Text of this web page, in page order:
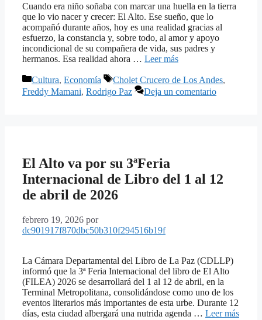
Cuando era niño soñaba con marcar una huella en la tierra
que lo vio nacer y crecer: El Alto. Ese sueño, que lo
acompañó durante años, hoy es una realidad gracias al
esfuerzo, la constancia y, sobre todo, al amor y apoyo
incondicional de su compañera de vida, sus padres y
hermanos. Esa realidad ahora … Leer más
Categorías
Cultura, Economía Etiquetas
Cholet Crucero de Los Andes,
Freddy Mamani, Rodrigo Paz Deja un comentario
El Alto va por su 3ªFeria
Internacional de Libro del 1 al 12
de abril de 2026
febrero 19, 2026 por
dc901917f870dbc50b310f294516b19f
La Cámara Departamental del Libro de La Paz (CDLLP)
informó que la 3ª Feria Internacional del libro de El Alto
(FILEA) 2026 se desarrollará del 1 al 12 de abril, en la
Terminal Metropolitana, consolidándose como uno de los
eventos literarios más importantes de esta urbe. Durante 12
días, esta ciudad albergará una nutrida agenda … Leer más